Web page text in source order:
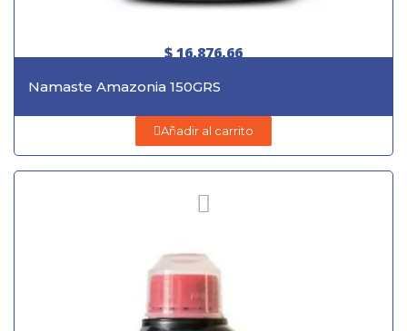
$ 16.876,66
Namaste Amazonia 150GRS
Añadir al carrito